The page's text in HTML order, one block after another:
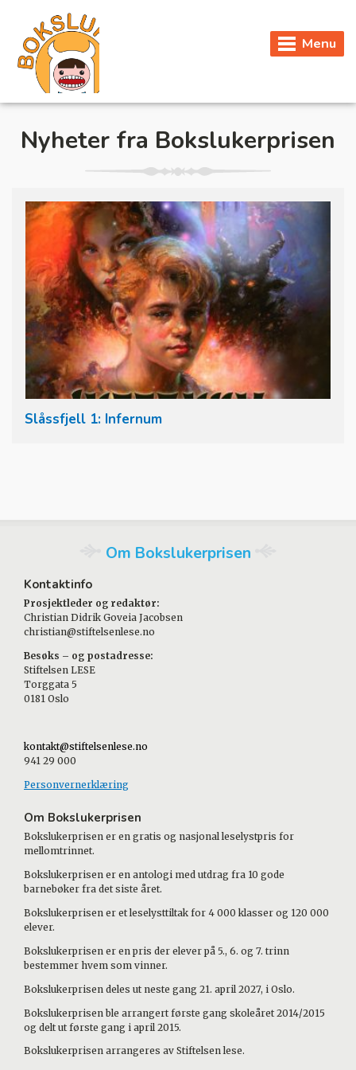
Menu
Nyheter fra Bokslukerprisen
Slåssfjell 1: Infernum
Om Bokslukerprisen
Kontaktinfo
Prosjektleder og redaktør:
Christian Didrik Goveia Jacobsen
christian@stiftelsenlese.no
Besøks – og postadresse:
Stiftelsen LESE
Torggata 5
0181 Oslo
kontakt@stiftelsenlese.no
941 29 000
Personvernerklæring
Om Bokslukerprisen
Bokslukerprisen er en gratis og nasjonal leselystpris for
mellomtrinnet.
Bokslukerprisen er en antologi med utdrag fra 10 gode
barnebøker fra det siste året.
Bokslukerprisen er et leselysttiltak for 4 000 klasser og 120 000
elever.
Bokslukerprisen er en pris der elever på 5., 6. og 7. trinn
bestemmer hvem som vinner.
Bokslukerprisen deles ut neste gang 21. april 2027, i Oslo.
Bokslukerprisen ble arrangert første gang skoleåret 2014/2015
og delt ut første gang i april 2015.
Bokslukerprisen arrangeres av Stiftelsen lese.